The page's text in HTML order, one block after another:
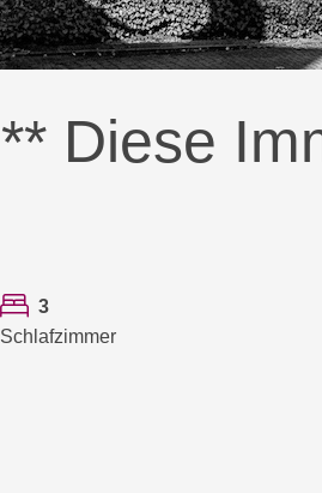
** Diese
3
Schlafzimmer